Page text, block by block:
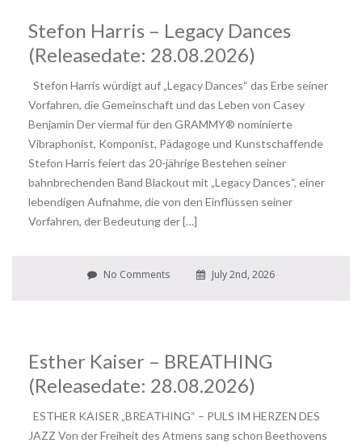
Stefon Harris – Legacy Dances
(Releasedate: 28.08.2026)
Stefon Harris würdigt auf „Legacy Dances“ das Erbe seiner
Vorfahren, die Gemeinschaft und das Leben von Casey
Benjamin Der viermal für den GRAMMY® nominierte
Vibraphonist, Komponist, Pädagoge und Kunstschaffende
Stefon Harris feiert das 20-jährige Bestehen seiner
bahnbrechenden Band Blackout mit „Legacy Dances“, einer
lebendigen Aufnahme, die von den Einflüssen seiner
Vorfahren, der Bedeutung der […]
No Comments July 2nd, 2026
Esther Kaiser – BREATHING
(Releasedate: 28.08.2026)
ESTHER KAISER „BREATHING“ – PULS IM HERZEN DES
JAZZ Von der Freiheit des Atmens sang schon Beethovens